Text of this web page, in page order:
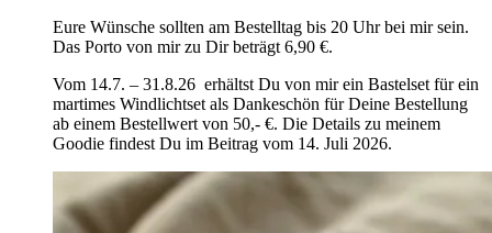
Eure Wünsche sollten am Bestelltag bis 20 Uhr bei mir sein.
Das Porto von mir zu Dir beträgt 6,90 €.
Vom 14.7. – 31.8.26 erhältst Du von mir ein Bastelset für ein
martimes Windlichtset als Dankeschön für Deine Bestellung
ab einem Bestellwert von 50,- €. Die Details zu meinem
Goodie findest Du im Beitrag vom 14. Juli 2026.